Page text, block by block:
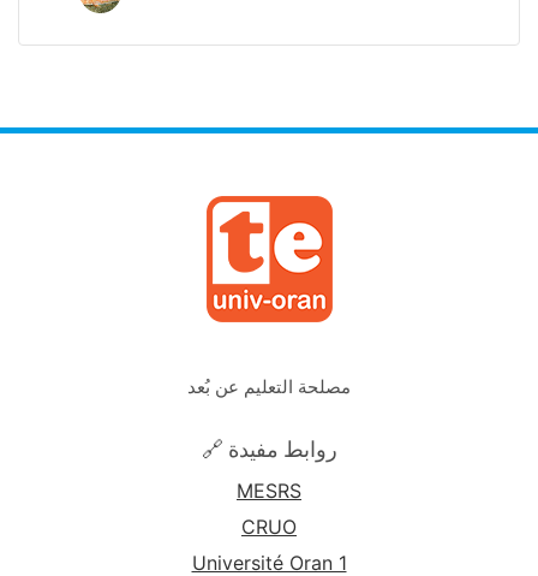
مصلحة التعليم عن بُعد
🔗 روابط مفيدة
MESRS
CRUO
Université Oran 1